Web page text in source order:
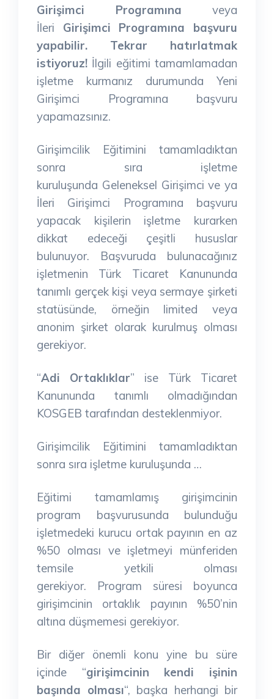
Girişimci Programına veya
İleri Girişimci Programına başvuru
yapabilir. Tekrar hatırlatmak
istiyoruz! İlgili eğitimi tamamlamadan
işletme kurmanız durumunda Yeni
Girişimci Programına başvuru
yapamazsınız.
Girişimcilik Eğitimini tamamladıktan
sonra sıra işletme
kuruluşunda Geleneksel Girişimci ve ya
İleri Girişimci Programına başvuru
yapacak kişilerin işletme kurarken
dikkat edeceği çeşitli hususlar
bulunuyor. Başvuruda bulunacağınız
işletmenin Türk Ticaret Kanununda
tanımlı gerçek kişi veya sermaye şirketi
statüsünde, örneğin limited veya
anonim şirket olarak kurulmuş olması
gerekiyor.
“Adi Ortaklıklar” ise Türk Ticaret
Kanununda tanımlı olmadığından
KOSGEB tarafından desteklenmiyor.
Girişimcilik Eğitimini tamamladıktan
sonra sıra işletme kuruluşunda …
Eğitimi tamamlamış girişimcinin
program başvurusunda bulunduğu
işletmedeki kurucu ortak payının en az
%50 olması ve işletmeyi münferiden
temsile yetkili olması
gerekiyor. Program süresi boyunca
girişimcinin ortaklık payının %50’nin
altına düşmemesi gerekiyor.
Bir diğer önemli konu yine bu süre
içinde “girişimcinin kendi işinin
başında olması“, başka herhangi bir